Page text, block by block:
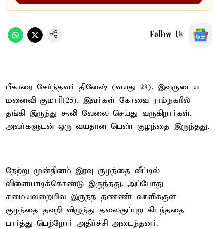
Follow Us
பீகாரை சேர்ந்தவர் தினேஷ் (வயது 28). இவருடைய
மனைவி குமாரி(25). இவர்கள் கோவை ராம்நகரில்
தங்கி இருந்து கூலி வேலை செய்து வருகிறார்கள்.
அவர்களுடன் ஒரு வயதான பெண் குழந்தை இருந்தது.
நேற்று முன்தினம் இரவு குழந்தை வீட்டில்
விளையாடிக்கொண்டு இருந்தது. அப்போது
சமையலறையில் இருந்த தண்ணீர் வாளிக்குள்
குழந்தை தவறி விழுந்து தலைகுப்புற கிடந்ததை
பார்த்து பெற்றோர் அதிர்ச்சி அடைந்தனர்.